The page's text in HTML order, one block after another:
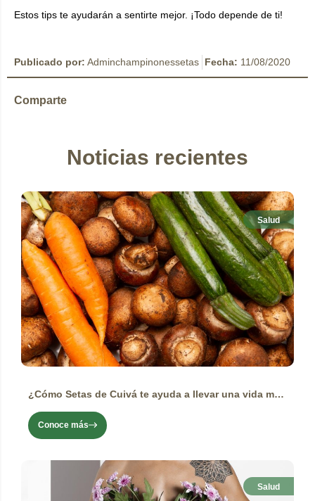
Estos tips te ayudarán a sentirte mejor. ¡Todo depende de ti!
Publicado por: Adminchampinonessetas Fecha: 11/08/2020
Comparte
Noticias recientes
Salud
¿Cómo Setas de Cuivá te ayuda a llevar una vida más equilibrada?
Conoce más
Salud